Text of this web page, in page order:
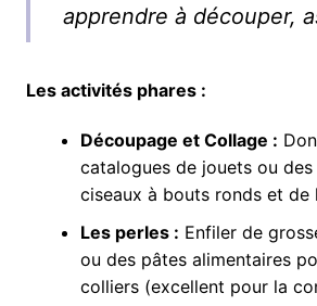
apprendre à découper,
Les activités phares :
Découpage et Collage :
catalogues de jouets ou
ciseaux à bouts ronds et de
Les perles : Enfiler de
ou des pâtes alimentaires
colliers (excellent pour la